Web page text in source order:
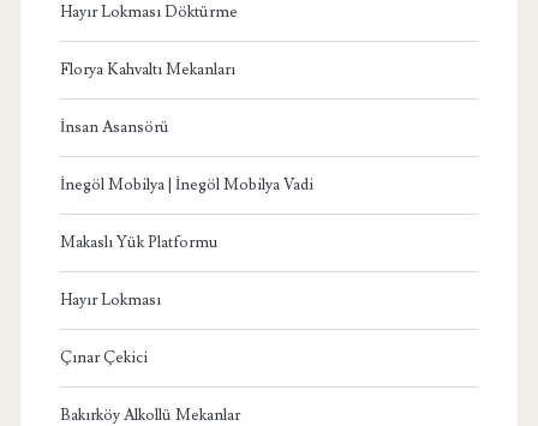
Hayır Lokması Döktürme
Florya Kahvaltı Mekanları
İnsan Asansörü
İnegöl Mobilya | İnegöl Mobilya Vadi
Makaslı Yük Platformu
Hayır Lokması
Çınar Çekici
Bakırköy Alkollü Mekanlar